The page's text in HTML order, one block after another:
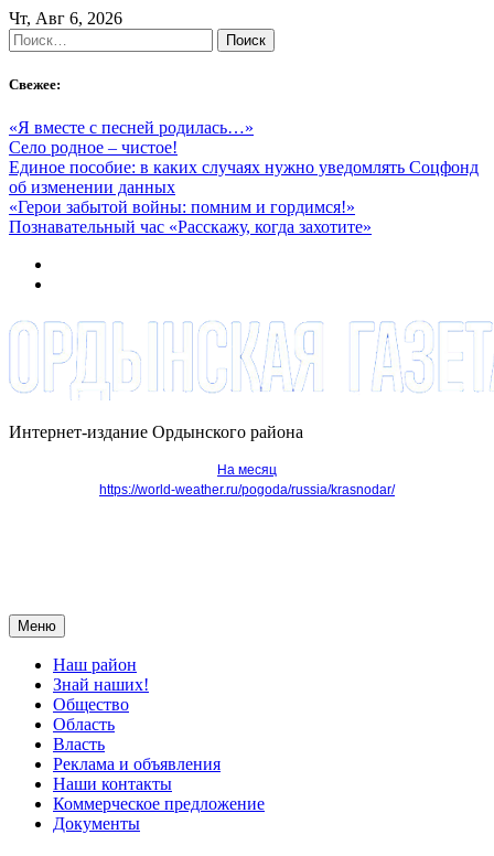
Skip
to
content
Чт, Авг 6, 2026
Найти:
Свежее:
«Я вместе с песней родилась…»
Село родное – чистое!
Единое пособие: в каких случаях нужно уведомлять Соцфонд
об изменении данных
«Герои забытой войны: помним и гордимся!»
Познавательный час «Расскажу, когда захотите»
Интернет-издание Ордынского района
На месяц
https://world-weather.ru/pogoda/russia/krasnodar/
Меню
Наш район
Знай наших!
Общество
Область
Власть
Реклама и объявления
Наши контакты
Коммерческое предложение
Документы